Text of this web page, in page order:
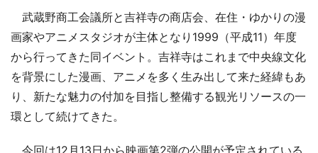
武蔵野商工会議所と吉祥寺の商店会、在住・ゆかりの漫
画家やアニメスタジオが主体となり1999（平成11）年度
から行ってきた同イベント。吉祥寺はこれまで中央線文化
を背景にした漫画、アニメを多く生み出して来た経緯もあ
り、新たな魅力の付加を目指し整備する観光リソースの一
環として続けてきた。
今回は12月13日から映画第2弾の公開が予定されている